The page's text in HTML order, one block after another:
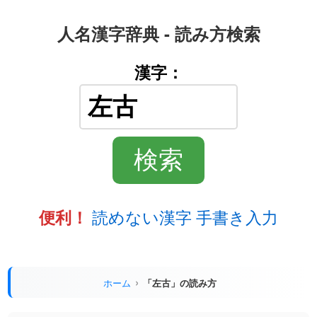
人名漢字辞典 - 読み方検索
漢字：
便利！ 読めない漢字 手書き入力
ホーム 「左古」の読み方